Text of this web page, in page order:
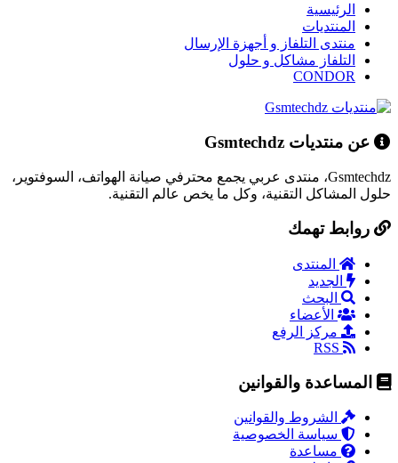
الرئيسية
المنتديات
منتدى التلفاز و أجهزة الإرسال
التلفاز مشاكل و حلول
CONDOR
عن منتديات Gsmtechdz
Gsmtechdz، منتدى عربي يجمع محترفي صيانة الهواتف، السوفتوير،
حلول المشاكل التقنية، وكل ما يخص عالم التقنية.
روابط تهمك
المنتدى
الجديد
البحث
الأعضاء
مركز الرفع
المساعدة والقوانين
الشروط والقوانين
سياسة الخصوصية
مساعدة